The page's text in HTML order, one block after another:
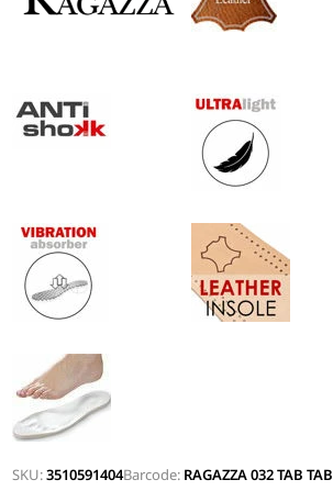
SKU:3510591404Barcode: RAGAZZA 032 TAΒ ΤΑΒ